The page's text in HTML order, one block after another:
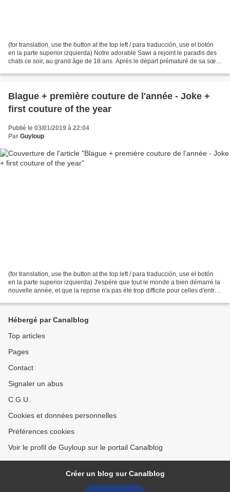
(for translation, use the button at the top left / para traducción, use el botón
en la parte superior izquierda) Notre adorable Sawi a rejoint le paradis des
chats ce soir, au grand âge de 18 ans. Après le départ prématuré de sa sœur
Blague + première couture de l'année - Joke +
first couture of the year
Publié le 03/01/2019 à 22:04
Par Guyloup
(for translation, use the button at the top left / para traducción, use el botón
en la parte superior izquierda) J'espère que tout le monde a bien démarré la
nouvelle année, et que la reprise n'a pas été trop difficile pour celles d'entre
Hébergé par Canalblog
Top articles
Pages
Contact
Signaler un abus
C.G.U.
Cookies et données personnelles
Préférences cookies
Voir le profil de Guyloup sur le portail Canalblog
Créer un blog sur Canalblog